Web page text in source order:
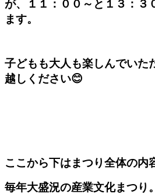
が、１１：００～と１３：３
ます。
子どもも大人も楽しんでいた
越しください😊
ここから下はまつり全体の内
毎年大盛況の産業文化まつり。